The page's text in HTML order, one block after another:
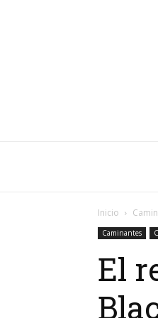
Inicio
Caminantes
El